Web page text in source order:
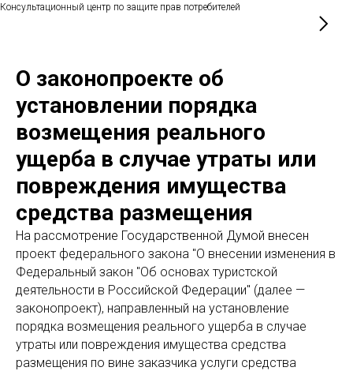
Консультационный центр по защите прав потребителей
О законопроекте об
установлении порядка
возмещения реального
ущерба в случае утраты или
повреждения имущества
средства размещения
На рассмотрение Государственной Думой внесен
проект федерального закона "О внесении изменения в
Федеральный закон "Об основах туристской
деятельности в Российской Федерации" (далее —
законопроект), направленный на установление
порядка возмещения реального ущерба в случае
утраты или повреждения имущества средства
размещения по вине заказчика услуги средства